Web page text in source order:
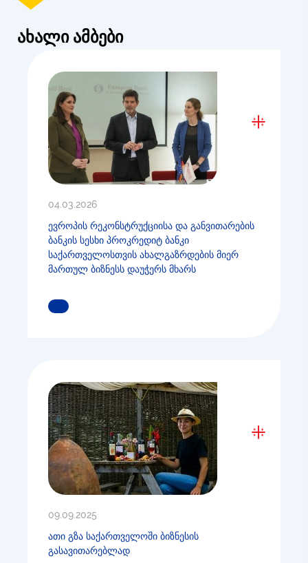
ახალი ამბები
04.03.2026
ევროპის რეკონსტრუქციისა და განვითარების
ბანკის სესხი პროკრედიტ ბანკი
საქართველოსთვის ახალგაზრდების მიერ
მართულ ბიზნესს დაუჭერს მხარს
ᲒᲐᲘᲒᲔᲗ ᲛᲔᲢᲘ
09.09.2025
ათი გზა საქართველოში ბიზნესის
გასავითარებლად